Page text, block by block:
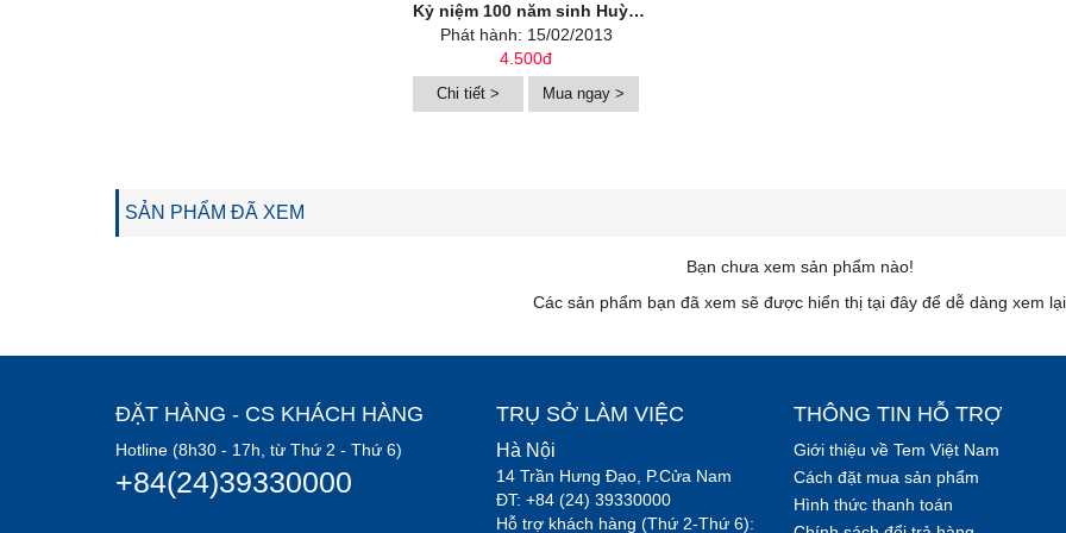
Kỷ niệm 100 năm sinh Huỳnh Tấn Phát (1913 – 1989)
Phát hành: 15/02/2013
4.500đ
Chi tiết > Mua ngay >
SẢN PHẨM ĐÃ XEM
Bạn chưa xem sản phẩm nào!
Các sản phẩm bạn đã xem sẽ được hiển thị tại đây để dễ dàng xem lại
ĐẶT HÀNG - CS KHÁCH HÀNG
Hotline (8h30 - 17h, từ Thứ 2 - Thứ 6)
+84(24)39330000
TRỤ SỞ LÀM VIỆC
Hà Nội
14 Trần Hưng Đạo, P.Cửa Nam
ĐT: +84 (24) 39330000
Hỗ trợ khách hàng (Thứ 2-Thứ 6):
THÔNG TIN HỖ TRỢ
Giới thiệu về Tem Việt Nam
Cách đặt mua sản phẩm
Hình thức thanh toán